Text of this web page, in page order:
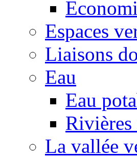
Espaces
Liaisons
Eau
Eau
La vallée